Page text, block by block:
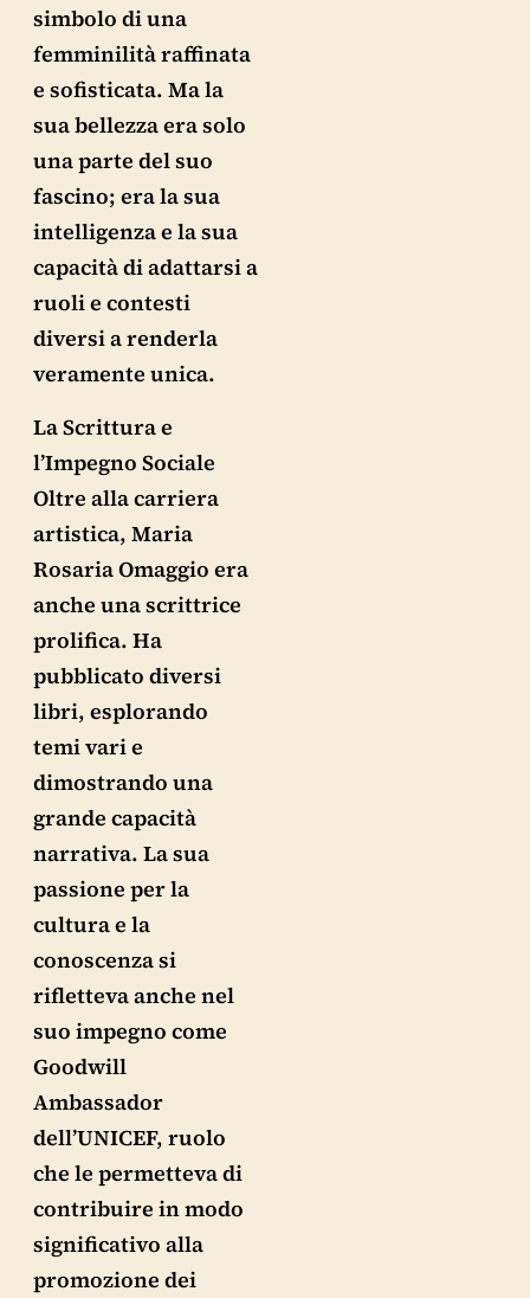
simbolo di una
femminilità raffinata
e sofisticata. Ma la
sua bellezza era solo
una parte del suo
fascino; era la sua
intelligenza e la sua
capacità di adattarsi a
ruoli e contesti
diversi a renderla
veramente unica.
La Scrittura e
l’Impegno Sociale
Oltre alla carriera
artistica, Maria
Rosaria Omaggio era
anche una scrittrice
prolifica. Ha
pubblicato diversi
libri, esplorando
temi vari e
dimostrando una
grande capacità
narrativa. La sua
passione per la
cultura e la
conoscenza si
rifletteva anche nel
suo impegno come
Goodwill
Ambassador
dell’UNICEF, ruolo
che le permetteva di
contribuire in modo
significativo alla
promozione dei